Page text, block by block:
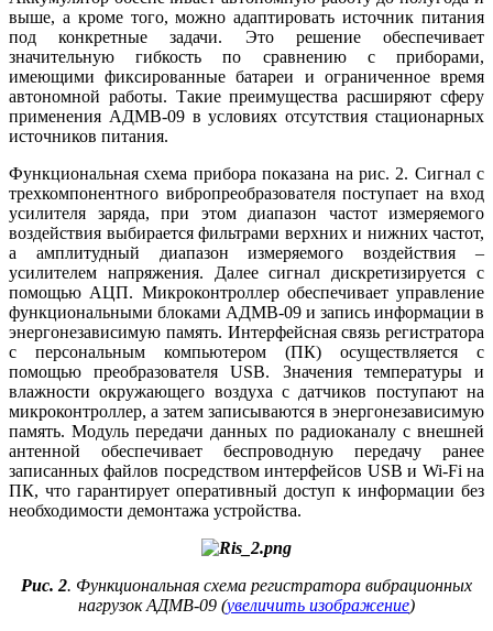
вы­ше, а кроме то­го, можно адаптировать источник питания
под конкретные задачи. Это решение обеспечивает
значительную гибкость по сравнению с приборами,
имеющими фиксированные батареи и ограниченное время
автономной работы. Такие преимущества расширяют сферу
применения АДМВ-09 в условиях отсутствия стационарных
источников питания.
Функциональная схема прибора показана на рис. 2. Сигнал с
трехкомпонентного вибропреобразователя поступает на вход
усилителя заряда, при этом диапазон частот измеряемого
воздействия выбирается фильтрами верхних и нижних частот,
а амплитудный диапазон измеряемого воздействия –
усилителем напряжения. Далее сигнал дискретизируется с
помощью АЦП. Микроконтроллер обеспечивает управление
функциональными блоками АДМВ-09 и запись информации в
энергонезависимую память. Интерфейсная связь регистратора
с персональным компьютером (ПК) осуществляется с
помощью преобразователя USB. Значения температуры и
влажности окружающего воздуха с датчиков поступают на
микроконтроллер, а затем записываются в энергонезависимую
память. Модуль передачи данных по радиоканалу с внешней
антенной обеспечивает беспроводную передачу ранее
записанных файлов посредством интерфейсов USB и Wi-Fi на
ПК, что гарантирует оперативный доступ к информации без
необходимости демонтажа устройства.
Рис. 2. Функциональная схема регистратора вибрационных
нагрузок АДМВ-09 (увеличить изображение)